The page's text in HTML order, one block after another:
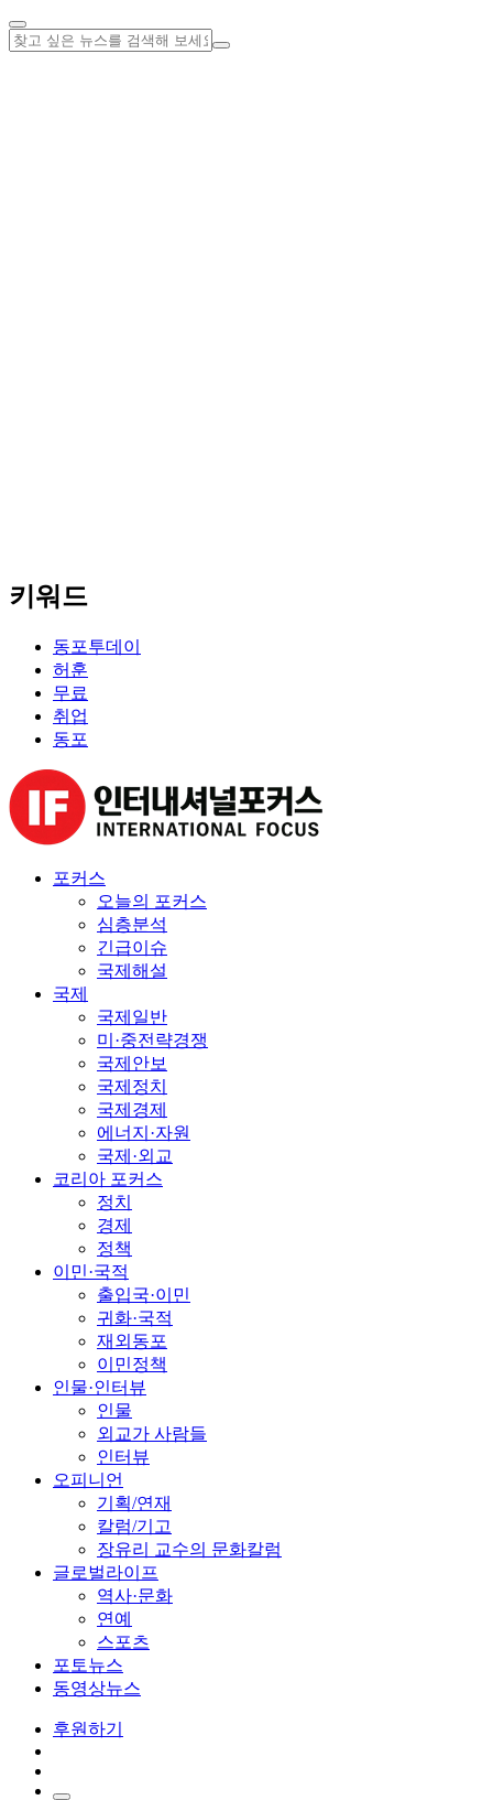
키워드
동포투데이
허훈
무료
취업
동포
포커스
오늘의 포커스
심층분석
긴급이슈
국제해설
국제
국제일반
미·중전략경쟁
국제안보
국제정치
국제경제
에너지·자원
국제·외교
코리아 포커스
정치
경제
정책
이민·국적
출입국·이민
귀화·국적
재외동포
이민정책
인물·인터뷰
인물
외교가 사람들
인터뷰
오피니언
기획/연재
칼럼/기고
장유리 교수의 문화칼럼
글로벌라이프
역사·문화
연예
스포츠
포토뉴스
동영상뉴스
후원하기